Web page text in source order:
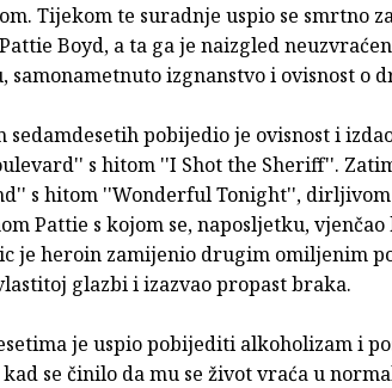
Tijekom te suradnje uspio se smrtno
Boyd, a ta ga je naizgled
samonametnuto izgnanstvo i ovisnost o
sedamdesetih pobijedio je ovisnost i
s hitom ''I Shot the Sheriff''.
s hitom ''Wonderful Tonight'',
Pattie s kojom se, naposljetku,
je heroin zamijenio drugim omiljenim
glazbi i izazvao propast braka.
je uspio pobijediti alkoholizam i
se činilo da mu se život vraća u